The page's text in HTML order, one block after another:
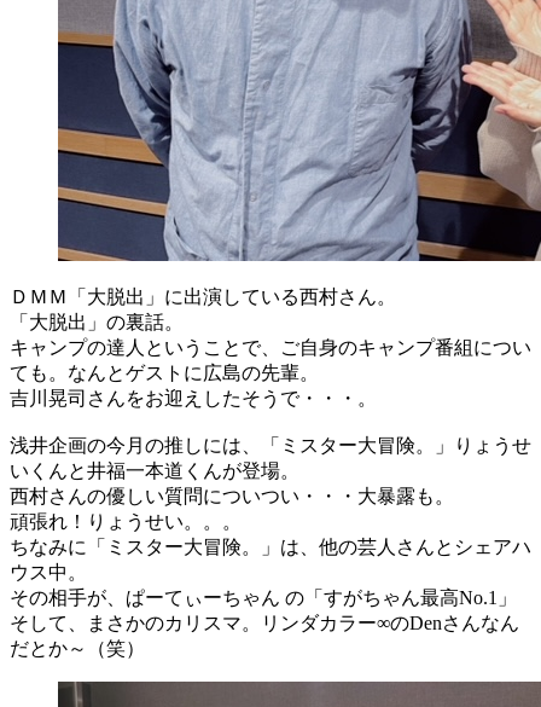
ＤＭＭ「大脱出」に出演している西村さん。
「大脱出」の裏話。
キャンプの達人ということで、ご自身のキャンプ番組につい
ても。なんとゲストに広島の先輩。
吉川晃司さんをお迎えしたそうで・・・。
浅井企画の今月の推しには、「ミスター大冒険。」りょうせ
いくんと井福一本道くんが登場。
西村さんの優しい質問についつい・・・大暴露も。
頑張れ！りょうせい。。。
ちなみに「ミスター大冒険。」は、他の芸人さんとシェアハ
ウス中。
その相手が、ぱーてぃーちゃん の「すがちゃん最高No.1」
そして、まさかのカリスマ。リンダカラー∞のDenさんなん
だとか～（笑）